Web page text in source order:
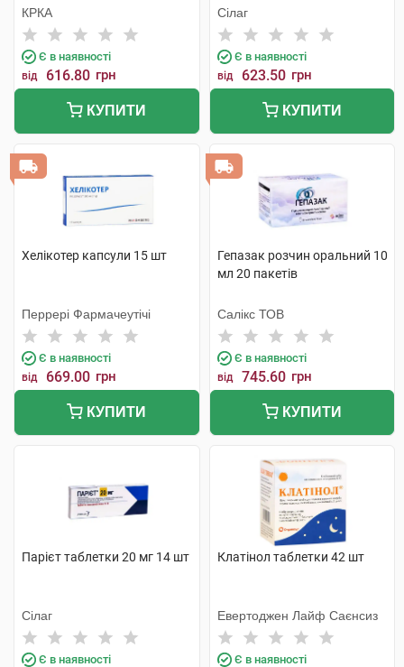
КРКА
Є в наявності
від 616.80 грн
КУПИТИ
Сілаг
Є в наявності
від 623.50 грн
КУПИТИ
Хелікотер капсули 15 шт
Перрері Фармачеутічі
Є в наявності
від 669.00 грн
КУПИТИ
Гепазак розчин оральний 10
мл 20 пакетів
Салікс ТОВ
Є в наявності
від 745.60 грн
КУПИТИ
Парієт таблетки 20 мг 14 шт
Сілаг
Є в наявності
Клатінол таблетки 42 шт
Евертоджен Лайф Саєнсиз
Є в наявності